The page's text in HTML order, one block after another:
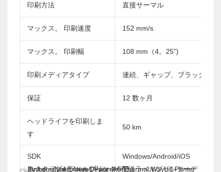
印刷方法 直接サーマル
マックス。 印刷速度 152 mm/s
マックス。 印刷幅 108 mm（4。25")
印刷メディアタイプ 連続、ギャップ、ブラックマ
保証 12 数ヶ月
ヘッドライフを印刷しま
す
50 km
SDK Windows/Android/iOS